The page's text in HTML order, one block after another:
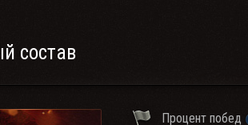
состав
Процент побед